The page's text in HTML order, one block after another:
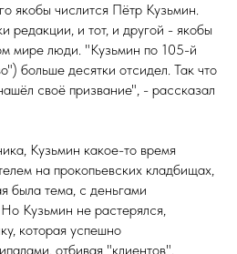
якобы числится Пётр Кузьмин.
редакции, и тот, и другой - якобы
мире люди. "Кузьмин по 105-й
больше десятки отсидел. Так что
своё призвание", - рассказал
Кузьмин какое-то время
на прокопьевских кладбищах,
была тема, с деньгами
Кузьмин не растерялся,
которая успешно
отбивая "клиентов",